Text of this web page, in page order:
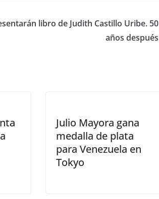
libro de Judith Castillo Uribe. 50
años después
Julio Mayora gana
medalla de plata
para Venezuela en
Tokyo